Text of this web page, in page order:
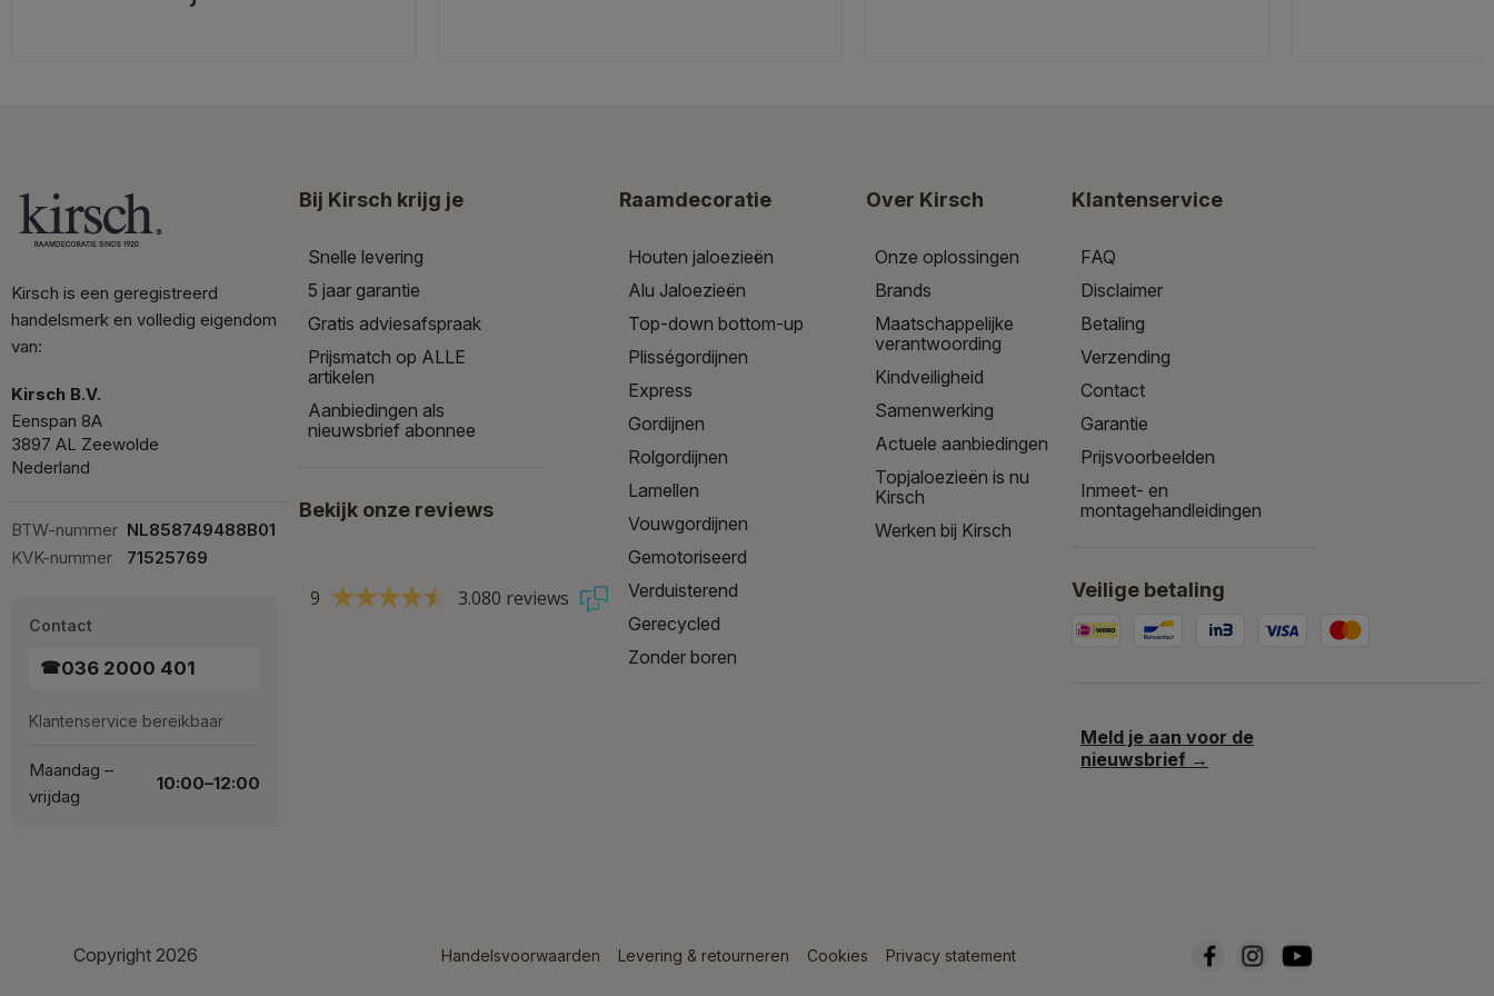
Kirsch is een geregistreerd
handelsmerk en volledig eigendom
van:
Kirsch B.V.
Eenspan 8A
3897 AL Zeewolde
Nederland
BTW-nummer NL858749488B01
KVK-nummer
71525769
Contact
☎036 2000 401
Klantenservice bereikbaar
Maandag –
vrijdag
10:00–12:00
Bij Kirsch krijg je
Snelle levering
5 jaar garantie
Gratis adviesafspraak
Prijsmatch op ALLE
artikelen
Aanbiedingen als
nieuwsbrief abonnee
Bekijk onze reviews
9 3.080 reviews
Raamdecoratie
Houten jaloezieën
Alu Jaloezieën
Top-down bottom-up
Plisségordijnen
Express
Gordijnen
Rolgordijnen
Lamellen
Vouwgordijnen
Gemotoriseerd
Verduisterend
Gerecycled
Zonder boren
Over Kirsch
Onze oplossingen
Brands
Maatschappelijke
verantwoording
Kindveiligheid
Samenwerking
Actuele aanbiedingen
Topjaloezieën is nu
Kirsch
Werken bij Kirsch
Klantenservice
FAQ
Disclaimer
Betaling
Verzending
Contact
Garantie
Prijsvoorbeelden
Inmeet- en
montagehandleidingen
Veilige betaling
Meld je aan voor de
nieuwsbrief →
Copyright 2026 Handelsvoorwaarden Levering & retourneren Cookies Privacy statement